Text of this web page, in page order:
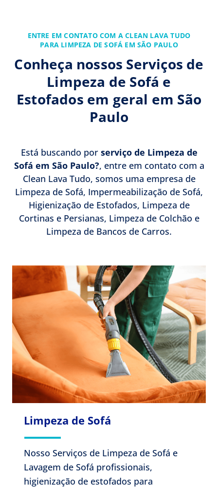
ENTRE EM CONTATO COM A CLEAN LAVA TUDO
PARA LIMPEZA DE SOFÁ EM SÃO PAULO
Conheça nossos Serviços de
Limpeza de Sofá e
Estofados em geral em São
Paulo
Está buscando por serviço de Limpeza de
Sofá em São Paulo?, entre em contato com a
Clean Lava Tudo, somos uma empresa de
Limpeza de Sofá, Impermeabilização de Sofá,
Higienização de Estofados, Limpeza de
Cortinas e Persianas, Limpeza de Colchão e
Limpeza de Bancos de Carros.
Limpeza de Sofá
Nosso Serviços de Limpeza de Sofá e
Lavagem de Sofá profissionais,
higienização de estofados para